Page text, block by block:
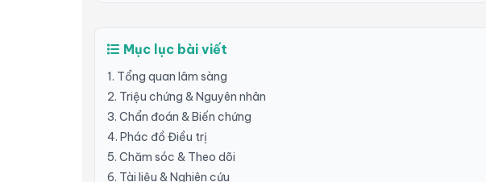
Mục lục bài viết
1. Tổng quan lâm sàng
2. Triệu chứng & Nguyên nhân
3. Chẩn đoán & Biến chứng
4. Phác đồ Điều trị
5. Chăm sóc & Theo dõi
6. Tài liệu & Nghiên cứu